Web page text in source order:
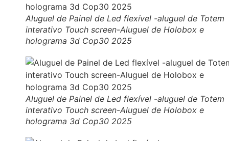
Aluguel de Painel de Led flexível -aluguel de Totem
interativo Touch screen-Aluguel de Holobox e
holograma 3d Cop30 2025
Aluguel de Painel de Led flexível -aluguel de Totem
interativo Touch screen-Aluguel de Holobox e
holograma 3d Cop30 2025